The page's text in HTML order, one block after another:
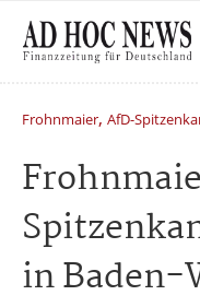
Frohnmaier, AfD-
in